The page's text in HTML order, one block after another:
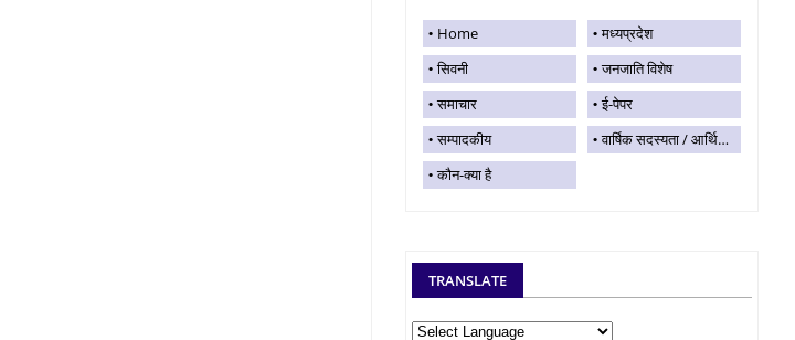
Home
मध्यप्रदेश
सिवनी
जनजाति विशेष
समाचार
ई-पेपर
सम्पादकीय
वार्षिक सदस्यता / आर्थिक सहयोग
कौन-क्या है
TRANSLATE